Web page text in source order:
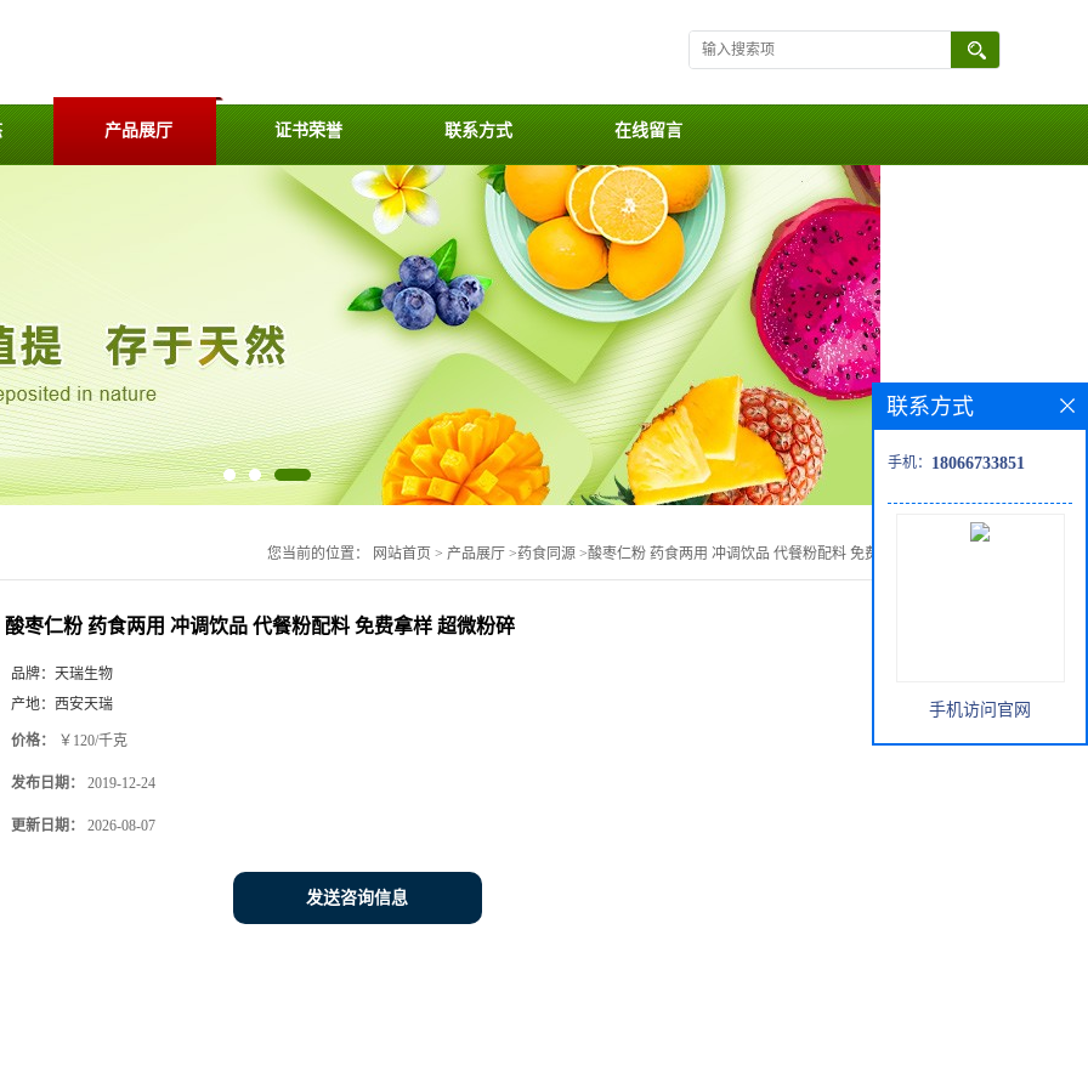
产品展厅 证书荣誉 联系方式 在线留言
您当前的位置： 网站首页 > 产品展厅 >药食同源 >酸枣仁粉 药食两用 冲调饮品 代餐粉配料 免费拿样 超微粉碎
酸枣仁粉 药食两用 冲调饮品 代餐粉配料 免费拿样 超微粉碎
品牌： 天瑞生物
产地： 西安天瑞
价格： ￥120/千克
发布日期： 2019-12-24
更新日期： 2026-08-07
发送咨询信息
联系方式
手机： 18066733851
手机访问官网